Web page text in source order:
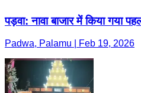
पड़वा: नावा बाजार में किया गया
Padwa, Palamu | Feb 19, 2026